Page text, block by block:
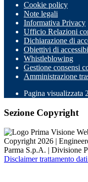
Cookie policy
Note legali
Informativa Privacy
Ufficio Relazioni
Dichiarazione di
Obiettivi di
Whistleblowing
Gestione consensi
Amministrazione
Pagina visualizzata
Sezione Copyright
Copyright 2026 |
Parma S.p.A. | Divisione
Disclaimer trattamento